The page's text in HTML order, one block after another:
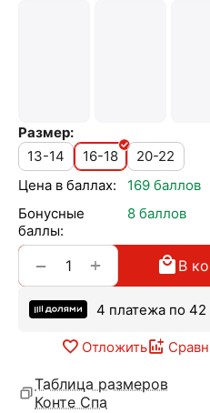
Размер:
13-14
16-18
20-22
Цена в баллах:
169 баллов
Бонусные
баллы:
8 баллов
+
− В
4 платежа по 42
Отложить
Таблица размеров
Конте Спа